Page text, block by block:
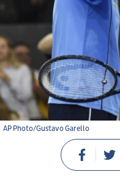
AP Photo/Gustavo Garello